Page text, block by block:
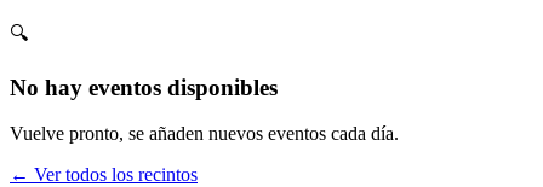
🔍
No hay eventos disponibles
Vuelve pronto, se añaden nuevos eventos cada día.
← Ver todos los recintos